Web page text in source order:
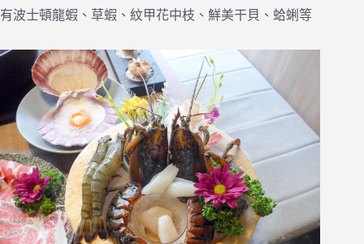
有波士頓龍蝦、草蝦、紋甲花中枝、鮮美干貝、蛤蜊等